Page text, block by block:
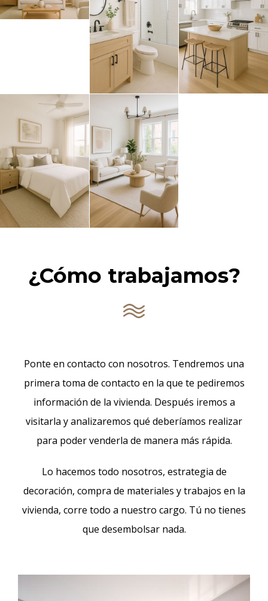
¿Cómo trabajamos?
Ponte en contacto con nosotros. Tendremos una
primera toma de contacto en la que te pediremos
información de la vivienda. Después iremos a
visitarla y analizaremos qué deberíamos realizar
para poder venderla de manera más rápida.
Lo hacemos todo nosotros, estrategia de
decoración, compra de materiales y trabajos en la
vivienda, corre todo a nuestro cargo. Tú no tienes
que desembolsar nada.